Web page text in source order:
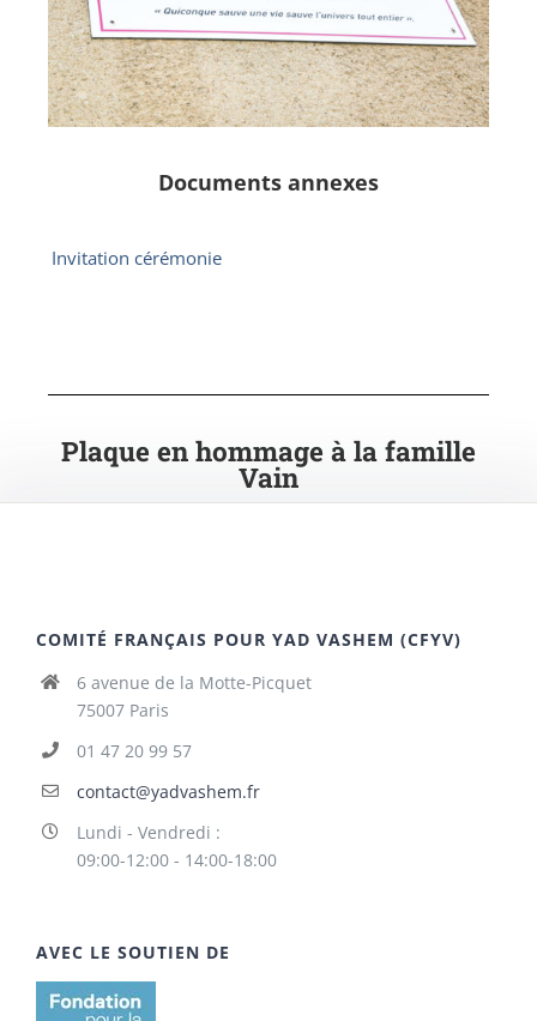
Documents annexes
Invitation cérémonie
Plaque en hommage à la famille
Vain
COMITÉ FRANÇAIS POUR YAD VASHEM (CFYV)
6 avenue de la Motte-Picquet
75007 Paris
01 47 20 99 57
contact@yadvashem.fr
Lundi - Vendredi :
09:00-12:00 - 14:00-18:00
AVEC LE SOUTIEN DE